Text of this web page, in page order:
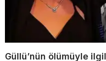
Güllü’nün ölümüyle